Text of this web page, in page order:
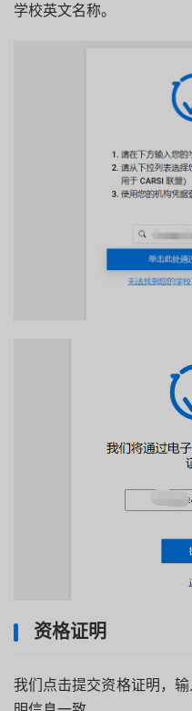
学校英文名称。
资格证明
我们点击提交资格证明，